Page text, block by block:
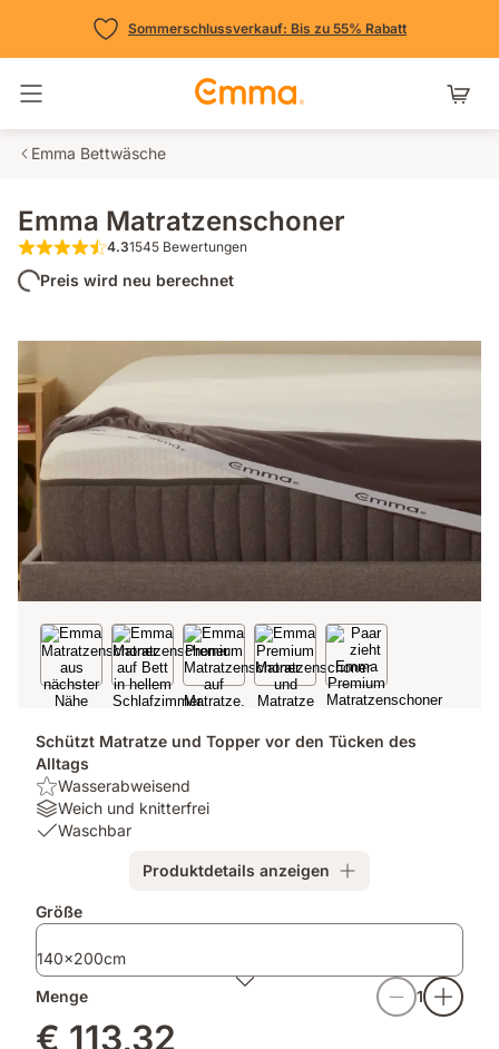
Sommerschlussverkauf: Bis zu 55% Rabatt
Navigation umschalten
Emma Bettwäsche
Emma Matratzenschoner
4.3 von 5 Sternen 1545 Bewertungen
4.31545 Bewertungen
Preis wird neu berechnet
Schützt Matratze und Topper vor den Tücken des
Alltags
Highlight:
Wasserabweisend
Wasserabweisend
Materialien:
Weich
Weich und knitterfrei
Waschbar:
Waschbar
Produktdetails anzeigen
Größe
140x200cm
Menge
1
€ 113,32